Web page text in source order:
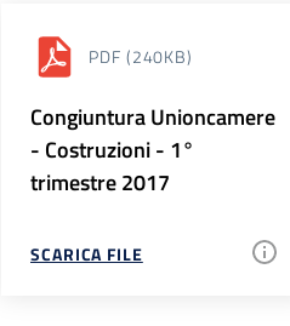
PDF (240KB)
Congiuntura Unioncamere
- Costruzioni - 1°
trimestre 2017
SCARICA FILE